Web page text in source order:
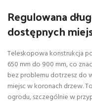
Regulowana
dostępnych
Teleskopowa konstrukcja
650 mm do 900 mm, co
bez problemu dotrzesz do
miejsc w koronach drzew.
ogrodu, szczególnie w